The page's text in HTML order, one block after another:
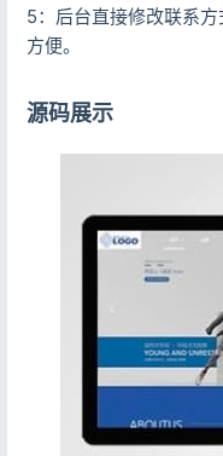
5：后台直接修改联系
方便。
源码展示